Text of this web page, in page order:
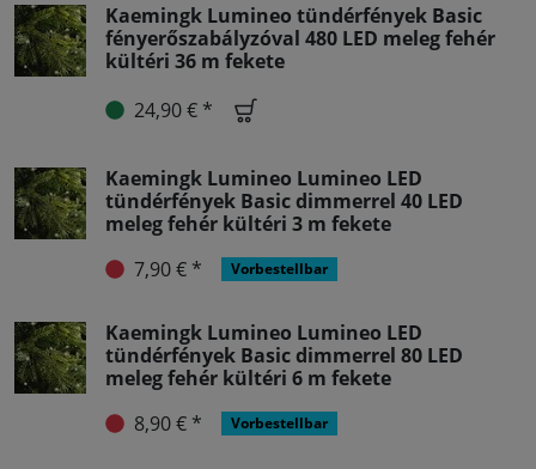
Kaemingk Lumineo tündérfények Basic
fényerőszabályzóval 480 LED meleg fehér
kültéri 36 m fekete
24,90 € *
Kaemingk Lumineo Lumineo LED
tündérfények Basic dimmerrel 40 LED
meleg fehér kültéri 3 m fekete
7,90 € *
Vorbestellbar
Kaemingk Lumineo Lumineo LED
tündérfények Basic dimmerrel 80 LED
meleg fehér kültéri 6 m fekete
8,90 € *
Vorbestellbar